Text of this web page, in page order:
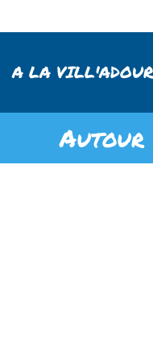
A LA VILL'ADOUR
Autour